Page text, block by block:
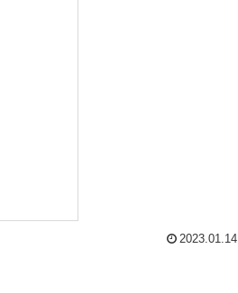
2023.01.14